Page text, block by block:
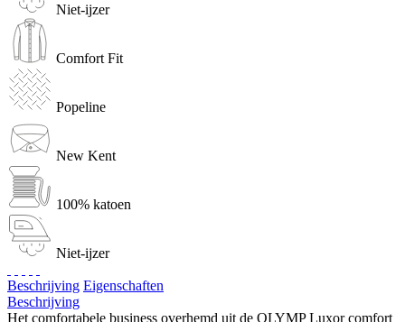
Niet-ijzer
Comfort Fit
Popeline
New Kent
100% katoen
Niet-ijzer
Beschrijving Eigenschaften
Beschrijving
Het comfortabele business overhemd uit de OLYMP Luxor comfort